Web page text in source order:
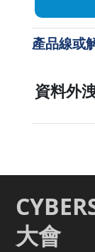
產品線或
資料外
大會